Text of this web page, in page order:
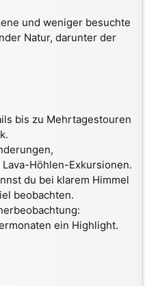
und weniger besuchte
Natur, darunter der
bis zu Mehrtagestouren
Höhlen-Exkursionen.
du bei klarem Himmel
beobachten.
ein Highlight.